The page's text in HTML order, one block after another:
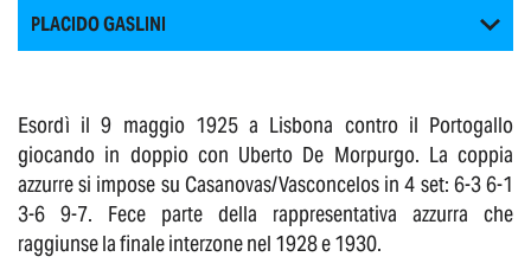
PLACIDO GASLINI
Esordì il 9 maggio 1925 a Lisbona contro il Portogallo
giocando in doppio con Uberto De Morpurgo. La coppia
azzurre si impose su Casanovas/Vasconcelos in 4 set: 6-3 6-1
3-6 9-7. Fece parte della rappresentativa azzurra che
raggiunse la finale interzone nel 1928 e 1930.